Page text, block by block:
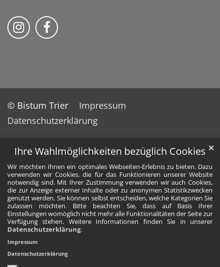
Ihre Wahlmöglichkeiten bezüglich Cookies
Wir möchten Ihnen ein optimales Webseiten-Erlebnis zu bieten. Dazu
verwenden wir Cookies, die für das Funktionieren unserer Website
notwendig sind. Mit Ihrer Zustimmung verwenden wir auch Cookies,
die zur Anzeige externer Inhalte oder zu anonymen Statistikzwecken
genutzt werden. Sie können selbst entscheiden, welche Kategorien Sie
zulassen möchten. Bitte beachten Sie, dass auf Basis Ihrer
Einstellungen womöglich nicht mehr alle Funktionalitäten der Seite zur
Verfügung stehen. Weitere Informationen finden Sie in unserer
Datenschutzerklärung.
✕
Impressum
Datenschutzerklärung
Bistum Trier auf Instragram
Bistum Trier auf Facebook
© Bistum Trier
Impressum
Datenschutzerklärung